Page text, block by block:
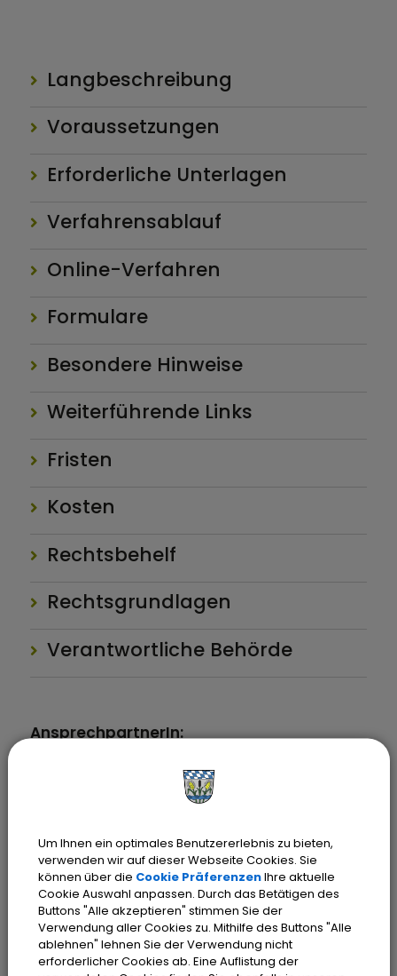
Langbeschreibung
Voraussetzungen
Erforderliche Unterlagen
Verfahrensablauf
Online-Verfahren
Formulare
Besondere Hinweise
Weiterführende Links
Fristen
Kosten
Rechtsbehelf
Rechtsgrundlagen
Verantwortliche Behörde
AnsprechpartnerIn:
(08142) 200-1362
bauantraege@olching.de
AnsprechpartnerIn:
FrauHiesch
Tel.:(08142) 200-1363
E-Mail:bauantraege@olching.de
Um Ihnen ein optimales Benutzererlebnis zu bieten,
verwenden wir auf dieser Webseite Cookies. Sie
können über die Cookie PräferenzenIhre aktuelle
Cookie Auswahl anpassen. Durch das Betätigen des
Buttons "Alle akzeptieren" stimmen Sie der
Verwendung aller Cookies zu. Mithilfe des Buttons "Alle
ablehnen" lehnen Sie der Verwendung nicht
erforderlicher Cookies ab. Eine Auflistung der